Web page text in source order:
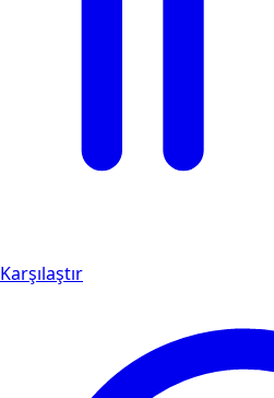
Karşılaştır